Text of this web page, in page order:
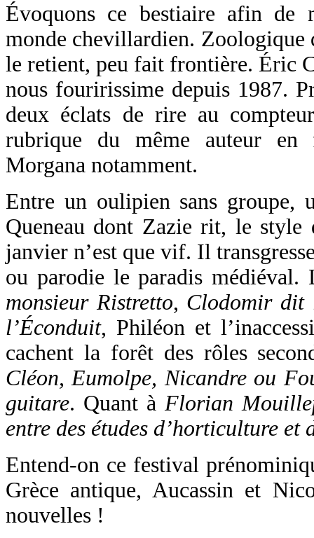
Évoquons ce bestiaire afin de
monde chevillardien. Zoologique
le retient, peu fait frontière. Éric
nous fouririssime depuis 1987.
deux éclats de rire au
rubrique du même auteur en
Morgana notamment.
Entre un oulipien sans groupe,
Queneau dont Zazie rit, le
janvier n’est que vif. Il
ou parodie le paradis médiéval.
monsieur Ristretto, Clodomir dit
l’Éconduit, Philéon et
cachent la forêt des rôles
Cléon, Eumolpe, Nicandre ou
guitare. Quant à Florian
entre des études d’horticulture et
Entend-on ce festival
Grèce antique, Aucassin et
nouvelles !